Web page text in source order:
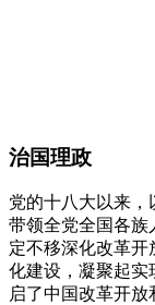
治国理政
党的十八大以来，
带领全党全国各族
定不移深化改革
化建设，凝聚起实
启了中国改革开